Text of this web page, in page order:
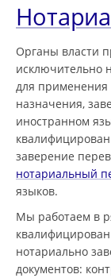
Органы власти
исключительно
для применения
назначения,
иностранном
заверение
нотариальный
языков.
Мы работаем в
нотариально
документов: